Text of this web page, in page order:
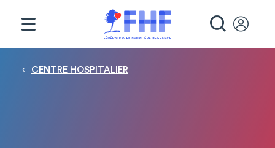
Fil d'Ariane
CENTRE HOSPITALIER
Panneau de gestion des cookies